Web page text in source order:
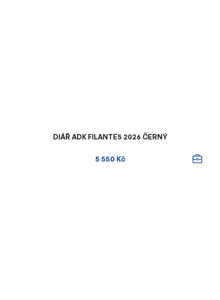
DIÁŘ ADK FILANTE5 2026 ČERNÝ
5 550 Kč